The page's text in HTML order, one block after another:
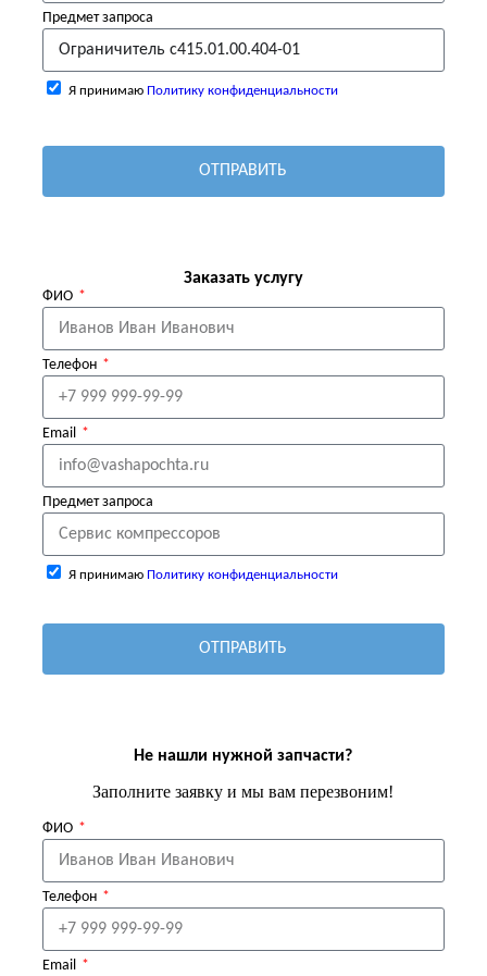
Предмет запроса
Я принимаю Политику конфиденциальности
ОТПРАВИТЬ
Заказать услугу
ФИО
Телефон
Email
Предмет запроса
Я принимаю Политику конфиденциальности
ОТПРАВИТЬ
Не нашли нужной запчасти?
Заполните заявку и мы вам перезвоним!
ФИО
Телефон
Email